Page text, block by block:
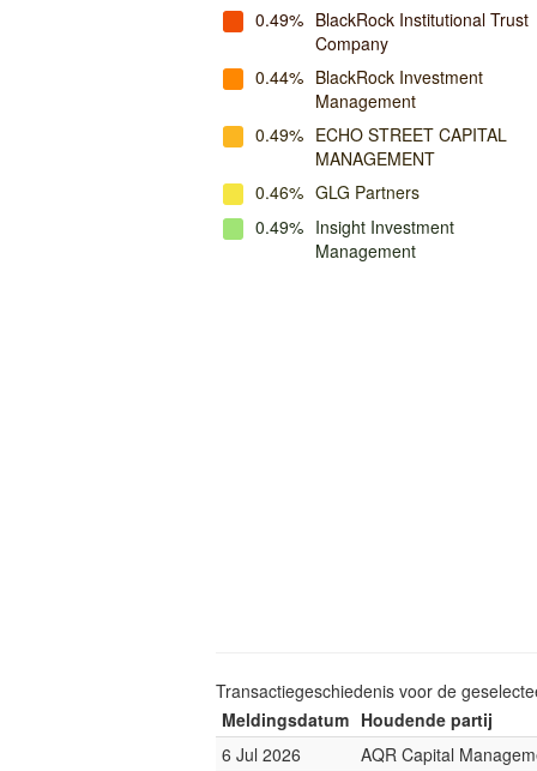
0.49% BlackRock Institutional Trust
Company
0.44% BlackRock Investment
Management
0.49% ECHO STREET CAPITAL
MANAGEMENT
0.46% GLG Partners
0.49% Insight Investment
Management
Transactiegeschiedenis voor de
Meldingsdatum Houdende partij
6 Jul 2026
AQR Capital